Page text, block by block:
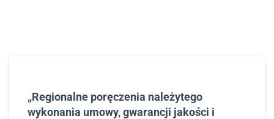
„Regionalne poręczenia należytego
wykonania umowy, gwarancji jakości i